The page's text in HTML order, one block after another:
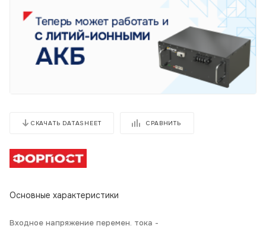
СКАЧАТЬ DATASHEET СРАВНИТЬ
Основные характеристики
Входное напряжение перемен. тока -